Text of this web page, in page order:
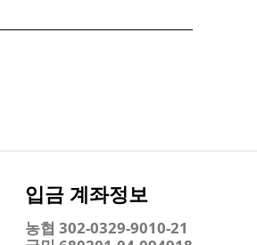
입금 계좌정보
농협 302-0329-9010-21